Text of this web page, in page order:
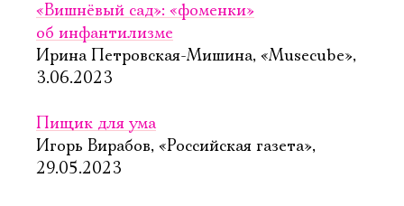
«Вишнёвый сад»: «фоменки»
об инфантилизме
Ирина Петровская-Мишина, «Musecube»,
3.06.2023
Пищик для ума
Игорь Вирабов, «Российская газета»,
29.05.2023